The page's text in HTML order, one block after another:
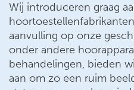
Wij introduceren graag
aanvulling op onze
onder andere
behandelingen, bieden
aan om zo een ruim